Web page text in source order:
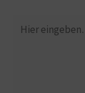
eingeben…